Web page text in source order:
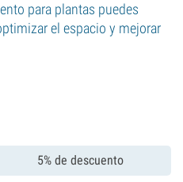
para plantas puedes
el espacio y mejorar
5% de descuento